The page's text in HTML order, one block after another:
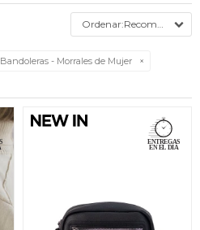
Recomendados
Bandoleras - Morrales de Mujer